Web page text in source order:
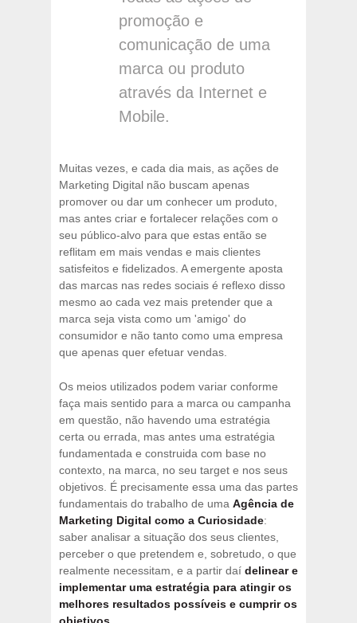
promoção e
comunicação de uma
marca ou produto
através da Internet e
Mobile.
Muitas vezes, e cada dia mais, as ações de
Marketing Digital não buscam apenas
promover ou dar um conhecer um produto,
mas antes criar e fortalecer relações com o
seu público-alvo para que estas então se
reflitam em mais vendas e mais clientes
satisfeitos e fidelizados. A emergente aposta
das marcas nas redes sociais é reflexo disso
mesmo ao cada vez mais pretender que a
marca seja vista como um 'amigo' do
consumidor e não tanto como uma empresa
que apenas quer efetuar vendas.
Os meios utilizados podem variar conforme
faça mais sentido para a marca ou campanha
em questão, não havendo uma estratégia
certa ou errada, mas antes uma estratégia
fundamentada e construida com base no
contexto, na marca, no seu target e nos seus
objetivos. É precisamente essa uma das partes
fundamentais do trabalho de uma Agência de
Marketing Digital como a Curiosidade:
saber analisar a situação dos seus clientes,
perceber o que pretendem e, sobretudo, o que
realmente necessitam, e a partir daí delinear e
implementar uma estratégia para atingir os
melhores resultados possíveis e cumprir os